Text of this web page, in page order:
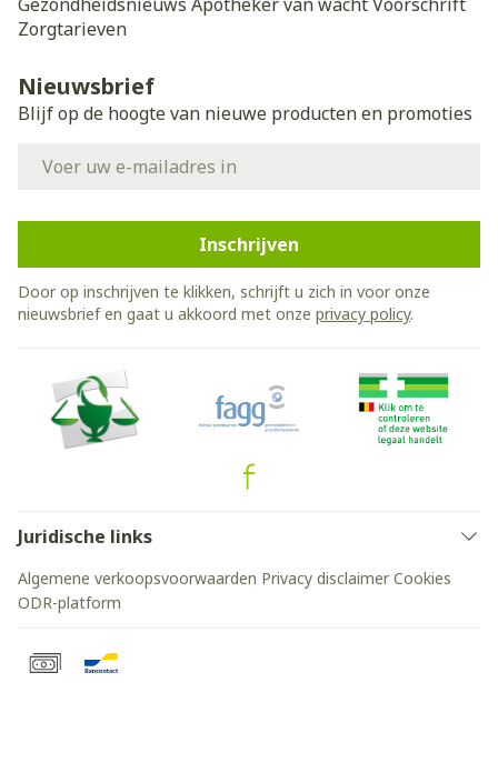
Zorgtarieven
Nieuwsbrief
Blijf op de hoogte van nieuwe producten en promoties
Inschrijven
Door op inschrijven te klikken, schrijft u zich in voor onze
nieuwsbrief en gaat u akkoord met onze privacy policy.
Juridische links
Algemene verkoopsvoorwaarden Privacy disclaimer Cookies
ODR-platform